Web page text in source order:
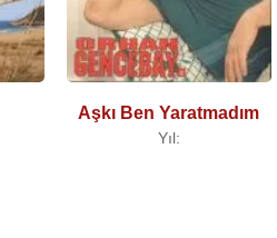
Aşkı Ben Yaratmadım
Yıl: